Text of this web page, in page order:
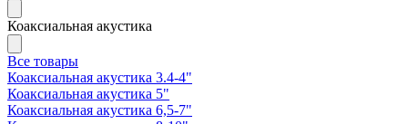
Коаксиальная акустика
Все товары
Коаксиальная акустика 3.4-4"
Коаксиальная акустика 5"
Коаксиальная акустика 6,5-7"